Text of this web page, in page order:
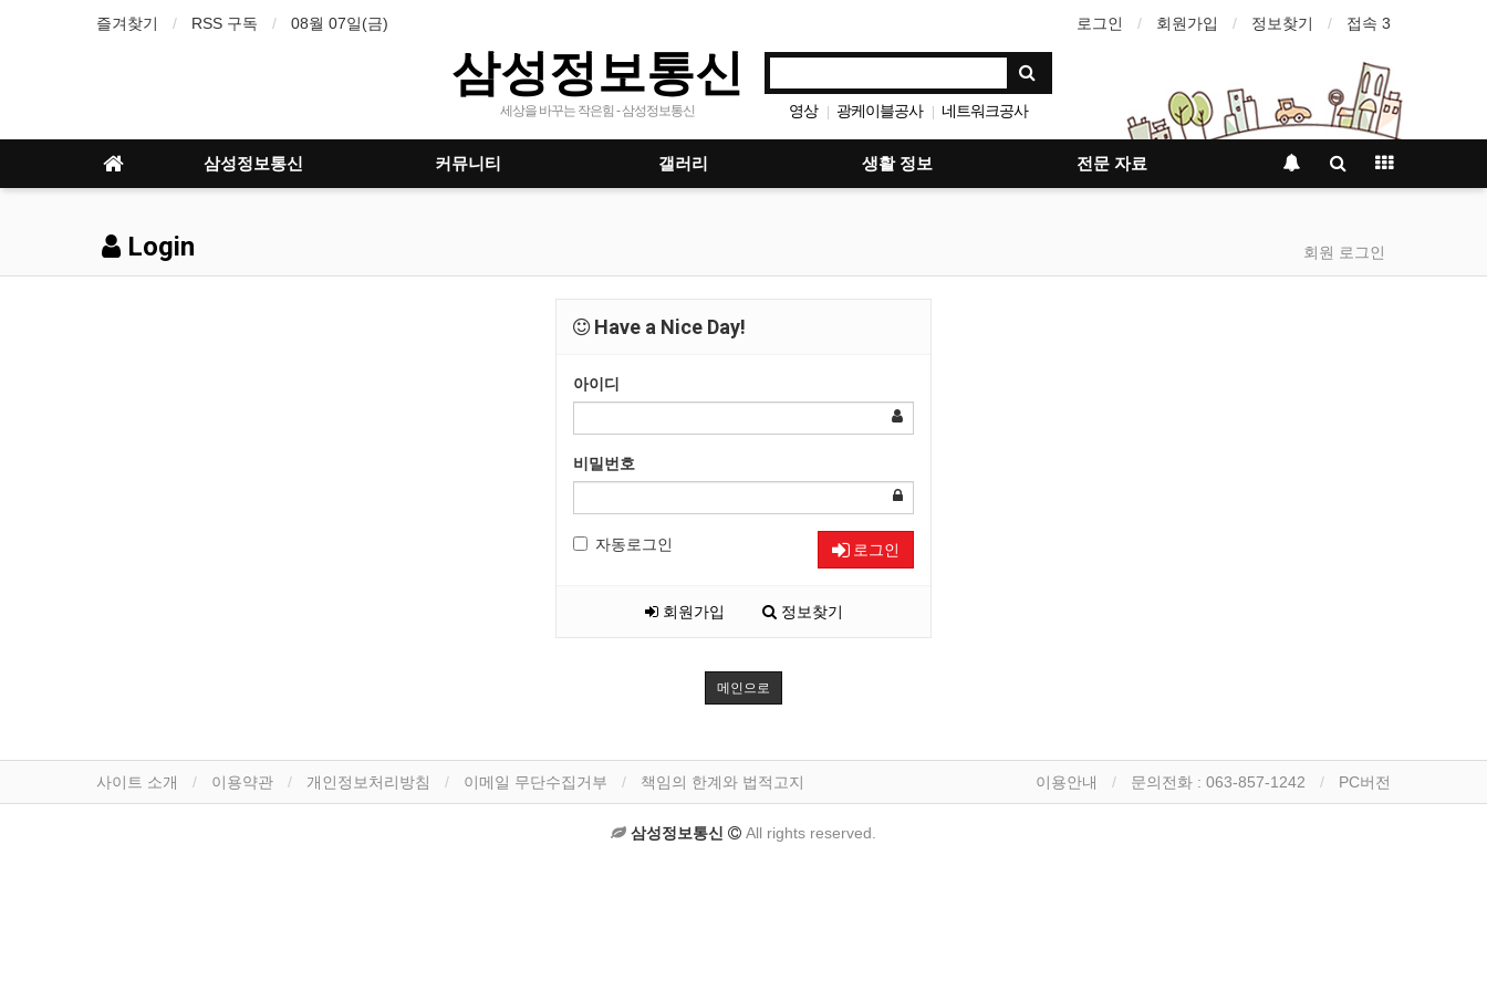
즐겨찾기 RSS 구독 08월 07일(금) 로그인 회원가입 정보찾기 접속 3
삼성정보통신
세상을 바꾸는 작은힘 - 삼성정보통신 영상 | 광케이블공사 | 네트워크공사
| 유지보수 | 정보통신설비 유지관리
멀티미디어 | 방송
삼성정보통신 커뮤니티 갤러리 생활 정보 전문 자료
Login 회원 로그인
Have a Nice Day!
아이디
비밀번호
자동로그인 로그인
회원가입 정보찾기
메인으로
사이트 소개 이용약관 개인정보처리방침 이메일 무단수집거부 책임의 한계와 법적고지 이용안내 문의전화 : 063-857-1242 PC버전
삼성정보통신 All rights reserved.